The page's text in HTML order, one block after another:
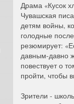
Драма «Кусок
Чувашская
детям войны,
голодные
резюмирует:
давным-давно
повествует о
пройти, чтобы
Зрители -